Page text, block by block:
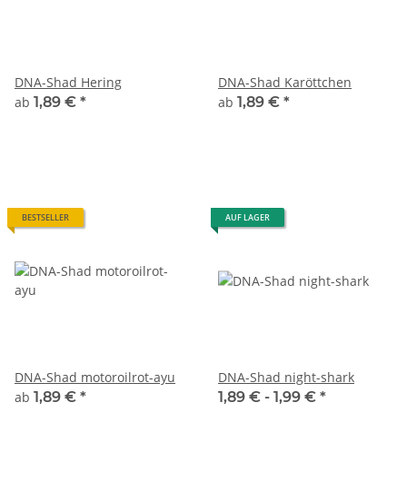
DNA-Shad Hering
ab 1,89 € *
DNA-Shad Karöttchen
ab 1,89 € *
BESTSELLER
DNA-Shad motoroilrot-ayu
ab 1,89 € *
AUF LAGER
DNA-Shad night-shark
1,89 € - 1,99 € *